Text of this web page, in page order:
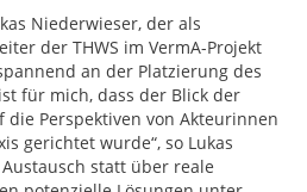
Niederwieser, der als
der THWS im VermA-Projekt
an der Platzierung des
für mich, dass der Blick der
Perspektiven von Akteurinnen
gerichtet wurde“, so Lukas
statt über reale